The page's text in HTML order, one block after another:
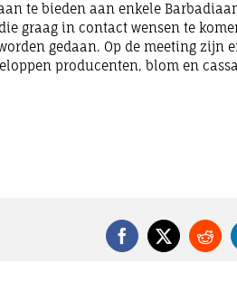
te bieden aan enkele
graag in contact wensen te
gedaan. Op de meeting zijn
producenten, blom en
Facebook
X